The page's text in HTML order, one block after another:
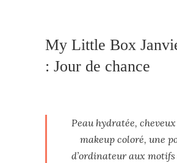
My Little Box
: Jour de chance
Peau hydratée,
makeup coloré, une
d’ordinateur aux